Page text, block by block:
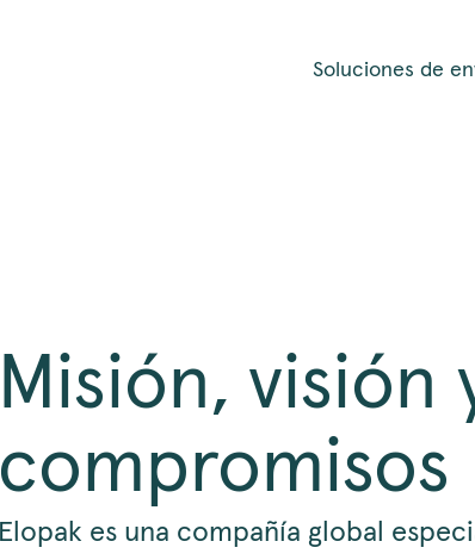
Soluciones de
Misión, visión
compromisos
Elopak es una compañía global